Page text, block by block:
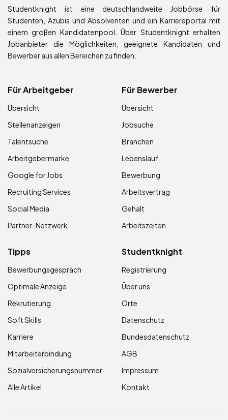
Studentknight ist eine deutschlandweite Jobbörse für
Studenten, Azubis und Absolventen und ein Karriereportal mit
einem großen Kandidatenpool. Über Studentknight erhalten
Jobanbieter die Möglichkeiten, geeignete Kandidaten und
Bewerber aus allen Bereichen zu finden.
Für Arbeitgeber
Übersicht
Stellenanzeigen
Talentsuche
Arbeitgebermarke
Google for Jobs
Recruiting Services
Social Media
Partner-Netzwerk
Für Bewerber
Übersicht
Jobsuche
Branchen
Lebenslauf
Bewerbung
Arbeitsvertrag
Gehalt
Arbeitszeiten
Tipps
Bewerbungsgespräch
Optimale Anzeige
Rekrutierung
Soft Skills
Karriere
Mitarbeiterbindung
Sozialversicherungsnummer
Alle Artikel
Studentknight
Registrierung
Über uns
Orte
Datenschutz
Bundesdatenschutz
AGB
Impressum
Kontakt